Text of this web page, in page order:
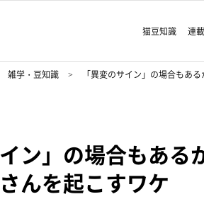
猫豆知識 連載
雑学・豆知識 「異変のサイン」の場合もあ
イン」の場合もあ
んを起こすワケ